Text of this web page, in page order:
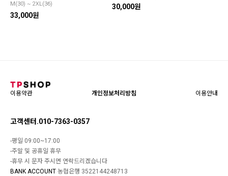
M(30) ~ 2XL(36)
33,000원
30,000원
이용약관 개인정보처리방침 이용안내
고객센터.010-7363-0357
-평일 09:00~17:00
-주말 및 공휴일 휴무
-휴무 시 문자 주시면 연락드리겠습니다
BANK ACCOUNT 농협은행 3522144248713